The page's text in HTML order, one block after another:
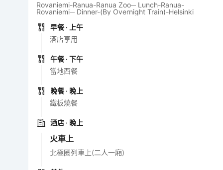
Rovaniemi-Ranua-Ranua Zoo─ Lunch-Ranua-
Rovaniemi─ Dinner-(By Overnight Train)-Helsinki
早餐 · 上午
酒店享用
午餐 · 下午
當地西餐
晚餐 · 晚上
鐵板燒餐
酒店 · 晚上
火車上
北極圈列車上(二人一廂)